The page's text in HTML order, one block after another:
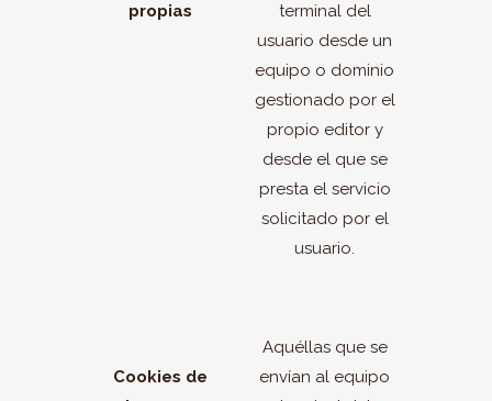
propias
terminal del
usuario desde un
equipo o dominio
gestionado por el
propio editor y
desde el que se
presta el servicio
solicitado por el
usuario.
Cookies de
Aquéllas que se
envían al equipo